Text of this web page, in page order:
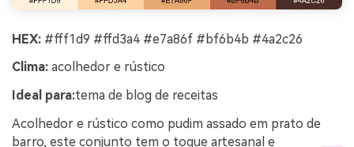
HEX: #fff1d9 #ffd3a4 #e7a86f #bf6b4b #4a2c26
Clima: acolhedor e rústico
Ideal para:tema de blog de receitas
Acolhedor e rústico como pudim assado em prato de
barro, este conjunto tem o toque artesanal e